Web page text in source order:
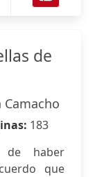
de
Camacho
183
de haber
que